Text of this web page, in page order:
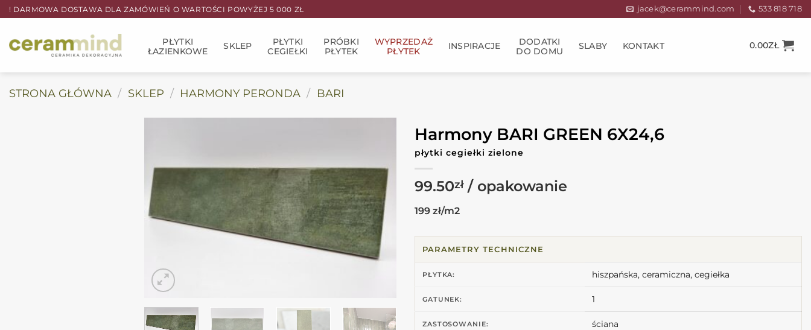
Przewiń
do
zawartości
! DARMOWA DOSTAWA DLA ZAMÓWIEŃ O WARTOŚCI POWYŻEJ 5 000 ZŁ jacek@cerammind.com 533 818 718
PŁYTKI
ŁAZIENKOWE
SKLEP
PŁYTKI
CEGIEŁKI
PRÓBKI
PŁYTEK
WYPRZEDAŻ
PŁYTEK
INSPIRACJE
DODATKI
DO DOMU
SLABY KONTAKT 0.00ZŁ
STRONA GŁÓWNA / SKLEP / HARMONY PERONDA / BARI
Harmony BARI GREEN 6X24,6
płytki cegiełki zielone
99.50zł
199 zł/m2
PARAMETRY TECHNICZNE
PŁYTKA: hiszpańska, ceramiczna, cegiełka
GATUNEK: 1
ZASTOSOWANIE: ściana